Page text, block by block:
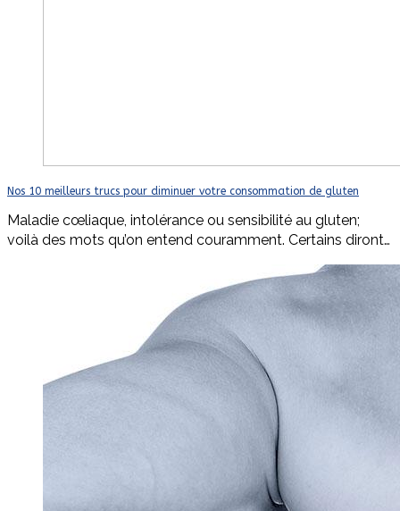
Nos 10 meilleurs trucs pour diminuer votre consommation de gluten
Maladie cœliaque, intolérance ou sensibilité au gluten;
voilà des mots qu’on entend couramment. Certains diront…